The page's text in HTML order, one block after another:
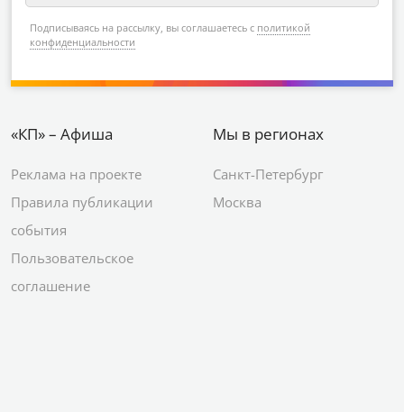
Подписываясь на рассылку, вы соглашаетесь с политикой
конфиденциальности
«КП» – Афиша
Реклама на проекте
Правила публикации
события
Пользовательское
соглашение
Мы в регионах
Санкт-Петербург
Москва